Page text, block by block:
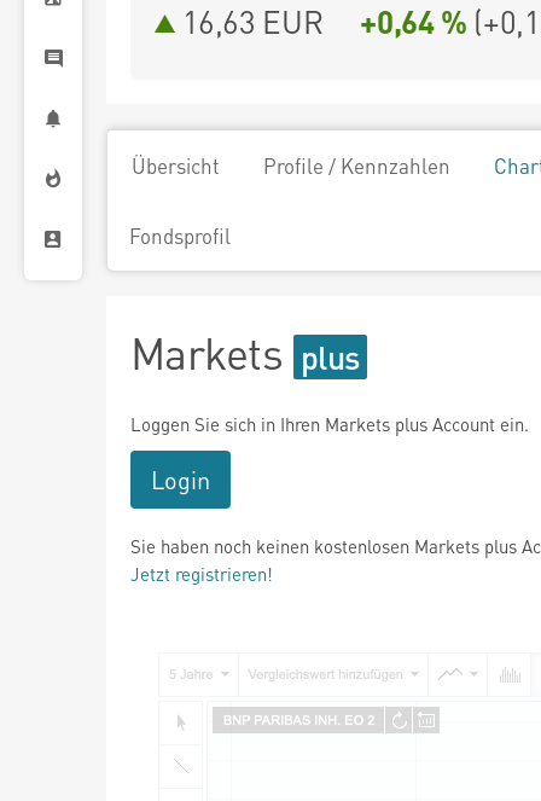
16,63 EUR +0,64 % (
Übersicht Profile / Kennzahlen
Fondsprofil
Markets
Loggen Sie sich in Ihren Markets plus Account ein.
Login
Sie haben noch keinen kostenlosen Markets plus
Jetzt registrieren!